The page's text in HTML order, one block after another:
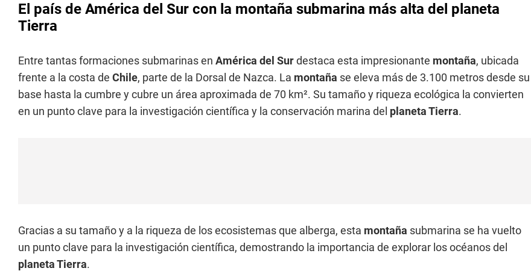
El país de América del Sur con la montaña submarina más alta del planeta
Tierra
Entre tantas formaciones submarinas en América del Surdestaca esta impresionante montaña, ubicada
frente a la costa de Chile, parte de la Dorsal de Nazca. La montaña se eleva más de 3.100 metros desde su
base hasta la cumbre y cubre un área aproximada de 70 km². Su tamaño y riqueza ecológica la convierten
en un punto clave para la investigación científica y la conservación marina del planeta Tierra.
Gracias a su tamaño y a la riqueza de los ecosistemas que alberga, esta montaña submarina se ha vuelto
un punto clave para la investigación científica, demostrando la importancia de explorar los océanos del
planeta Tierra.